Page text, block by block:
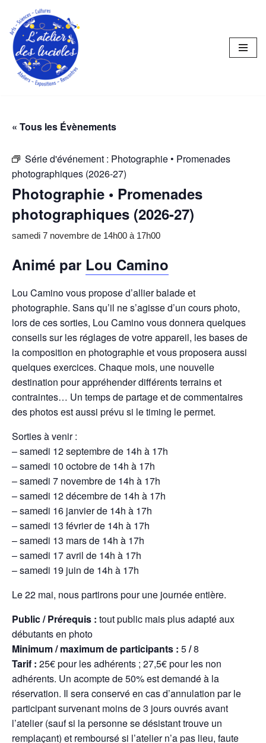
Aller
au
contenu
« Tous les Évènements
Série d'événement : Photographie • Promenades
photographiques (2026-27)
Photographie • Promenades
photographiques (2026-27)
samedi 7 novembre de 14h00 à 17h00
Animé par Lou Camino
Lou Camino vous propose d’allier balade et
photographie. Sans qu’il ne s’agisse d’un cours photo,
lors de ces sorties, Lou Camino vous donnera quelques
conseils sur les réglages de votre appareil, les bases de
la composition en photographie et vous proposera aussi
quelques exercices. Chaque mois, une nouvelle
destination pour appréhender différents terrains et
contraintes… Un temps de partage et de commentaires
des photos est aussi prévu si le timing le permet.
Sorties à venir :
– samedi 12 septembre de 14h à 17h
– samedi 10 octobre de 14h à 17h
– samedi 7 novembre de 14h à 17h
– samedi 12 décembre de 14h à 17h
– samedi 16 janvier de 14h à 17h
– samedi 13 février de 14h à 17h
– samedi 13 mars de 14h à 17h
– samedi 17 avril de 14h à 17h
– samedi 19 juin de 14h à 17h
Le 22 mai, nous partirons pour une journée entière.
Public / Prérequis : tout public mais plus adapté aux
débutants en photo
Minimum / maximum de participants : 5/8
Tarif : 25€ pour les adhérents ; 27,5€ pour les non
adhérents. Un acompte de 50% est demandé à la
réservation. Il sera conservé en cas d’annulation par le
participant survenant moins de 3 jours ouvrés avant
l’atelier (sauf si la personne se désistant trouve un
remplaçant) et remboursé si l’atelier n’a pas lieu, faute